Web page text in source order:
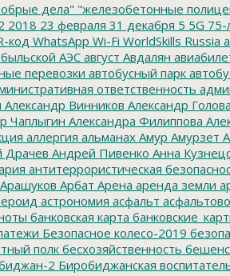
дела" "железобетонные
2018 23 февраля 31 декабря 5 5G
код WhatsApp Wi-Fi WorldSkills Russia
АЭС август Авдалян
перевозки автобусный парк
ответственность
Александр Винников Александр
Чаплыгин Александра Филиппова
аллергия альманах Амур Амурзет
Драчев Андрей Пивенко Анна
антитеррористическая
Арашуков Арбат Арена аренда земли
астрономия асфальт
банковская карта
Безопасное колесо-2019
полкбесхозяйственность
2 Биробиджанская